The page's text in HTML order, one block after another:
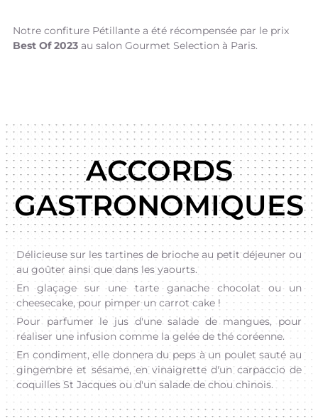
Notre confiture Pétillante a été récompensée par le prix
Best Of 2023 au salon Gourmet Selection à Paris.
ACCORDS
GASTRONOMIQUES
Délicieuse sur les tartines de brioche au petit déjeuner ou
au goûter ainsi que dans les yaourts.
En glaçage sur une tarte ganache chocolat ou un
cheesecake, pour pimper un carrot cake !
Pour parfumer le jus d'une salade de mangues, pour
réaliser une infusion comme la gelée de thé coréenne.
En condiment, elle donnera du peps à un poulet sauté au
gingembre et sésame, en vinaigrette d'un carpaccio de
coquilles St Jacques ou d'un salade de chou chinois.